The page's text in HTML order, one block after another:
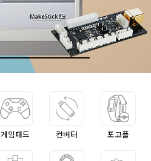
게임패드 컨버터 포고플